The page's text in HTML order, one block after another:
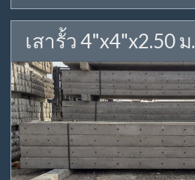
เสารั้ว 4"x4"x2.50 ม.